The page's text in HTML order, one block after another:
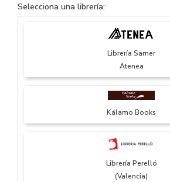
Selecciona una librería:
Librería Samer
Atenea
Kálamo Books
Librería Perelló
(Valencia)